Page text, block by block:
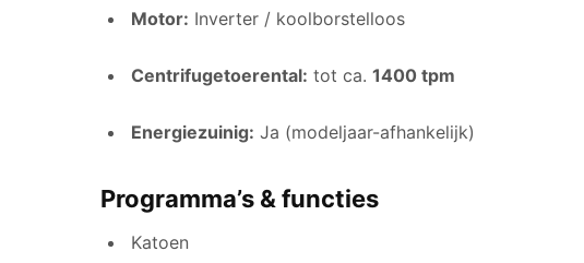
Motor: Inverter / koolborstelloos
Centrifugetoerental: tot ca. 1400 tpm
Energiezuinig: Ja (modeljaar-afhankelijk)
Programma’s & functies
Katoen